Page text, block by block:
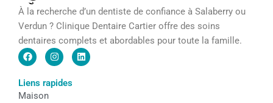
À la recherche d’un dentiste de confiance à Salaberry ou
Verdun ? Clinique Dentaire Cartier offre des soins
dentaires complets et abordables pour toute la famille.
F
a
c
e
b
o
I
n
s
t
a
L
i
n
Liens rapides
Maison